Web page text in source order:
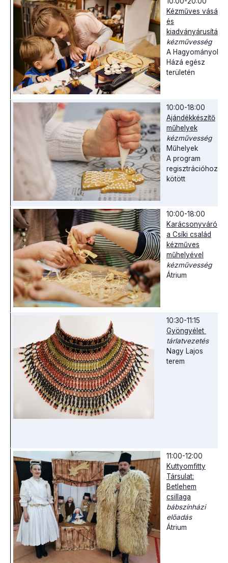
Kézműves vásár
és
kiadványárusítás
kézművesség
A Hagyományok
Házá egész
területén
10:00-18:00
Ajándékkészítő
műhelyek
kézművesség
Műhelyek
A program
regisztrációhoz
kötött
10:00-18:00
Karácsonyváró
a Csíki család
kézműves
műhelyével
kézművesség
Átrium
10:30-11:15
Gyöngyélet
tárlatvezetés
Nagy Lajos
terem
11:00-12:00
Kuttyomfitty
Társulat:
Betlehem
csillaga
bábszínházi
előadás
Átrium